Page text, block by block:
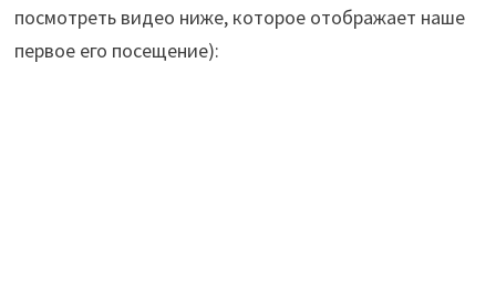
посмотреть видео ниже, которое отображает наше
первое его посещение):